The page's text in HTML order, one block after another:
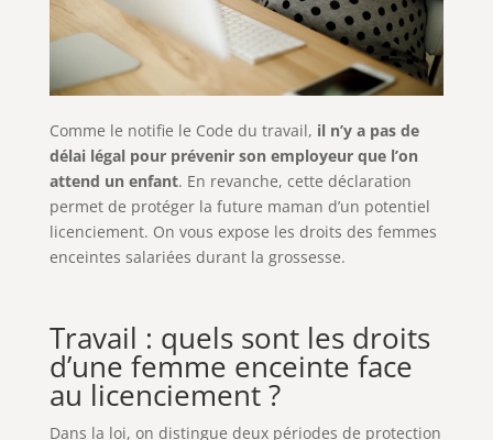
Comme le notifie le Code du travail, il n’y a pas de
délai légal pour prévenir son employeur que l’on
attend un enfant. En revanche, cette déclaration
permet de protéger la future maman d’un potentiel
licenciement. On vous expose les droits des femmes
enceintes salariées durant la grossesse.
Travail : quels sont les droits
d’une femme enceinte face
au licenciement ?
Dans la loi, on distingue deux périodes de protection